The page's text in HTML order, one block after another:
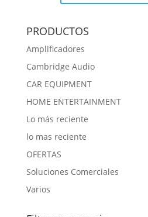
PRODUCTOS
Amplificadores
Cambridge Audio
CAR EQUIPMENT
HOME ENTERTAINMENT
Lo más reciente
lo mas reciente
OFERTAS
Soluciones Comerciales
Varios